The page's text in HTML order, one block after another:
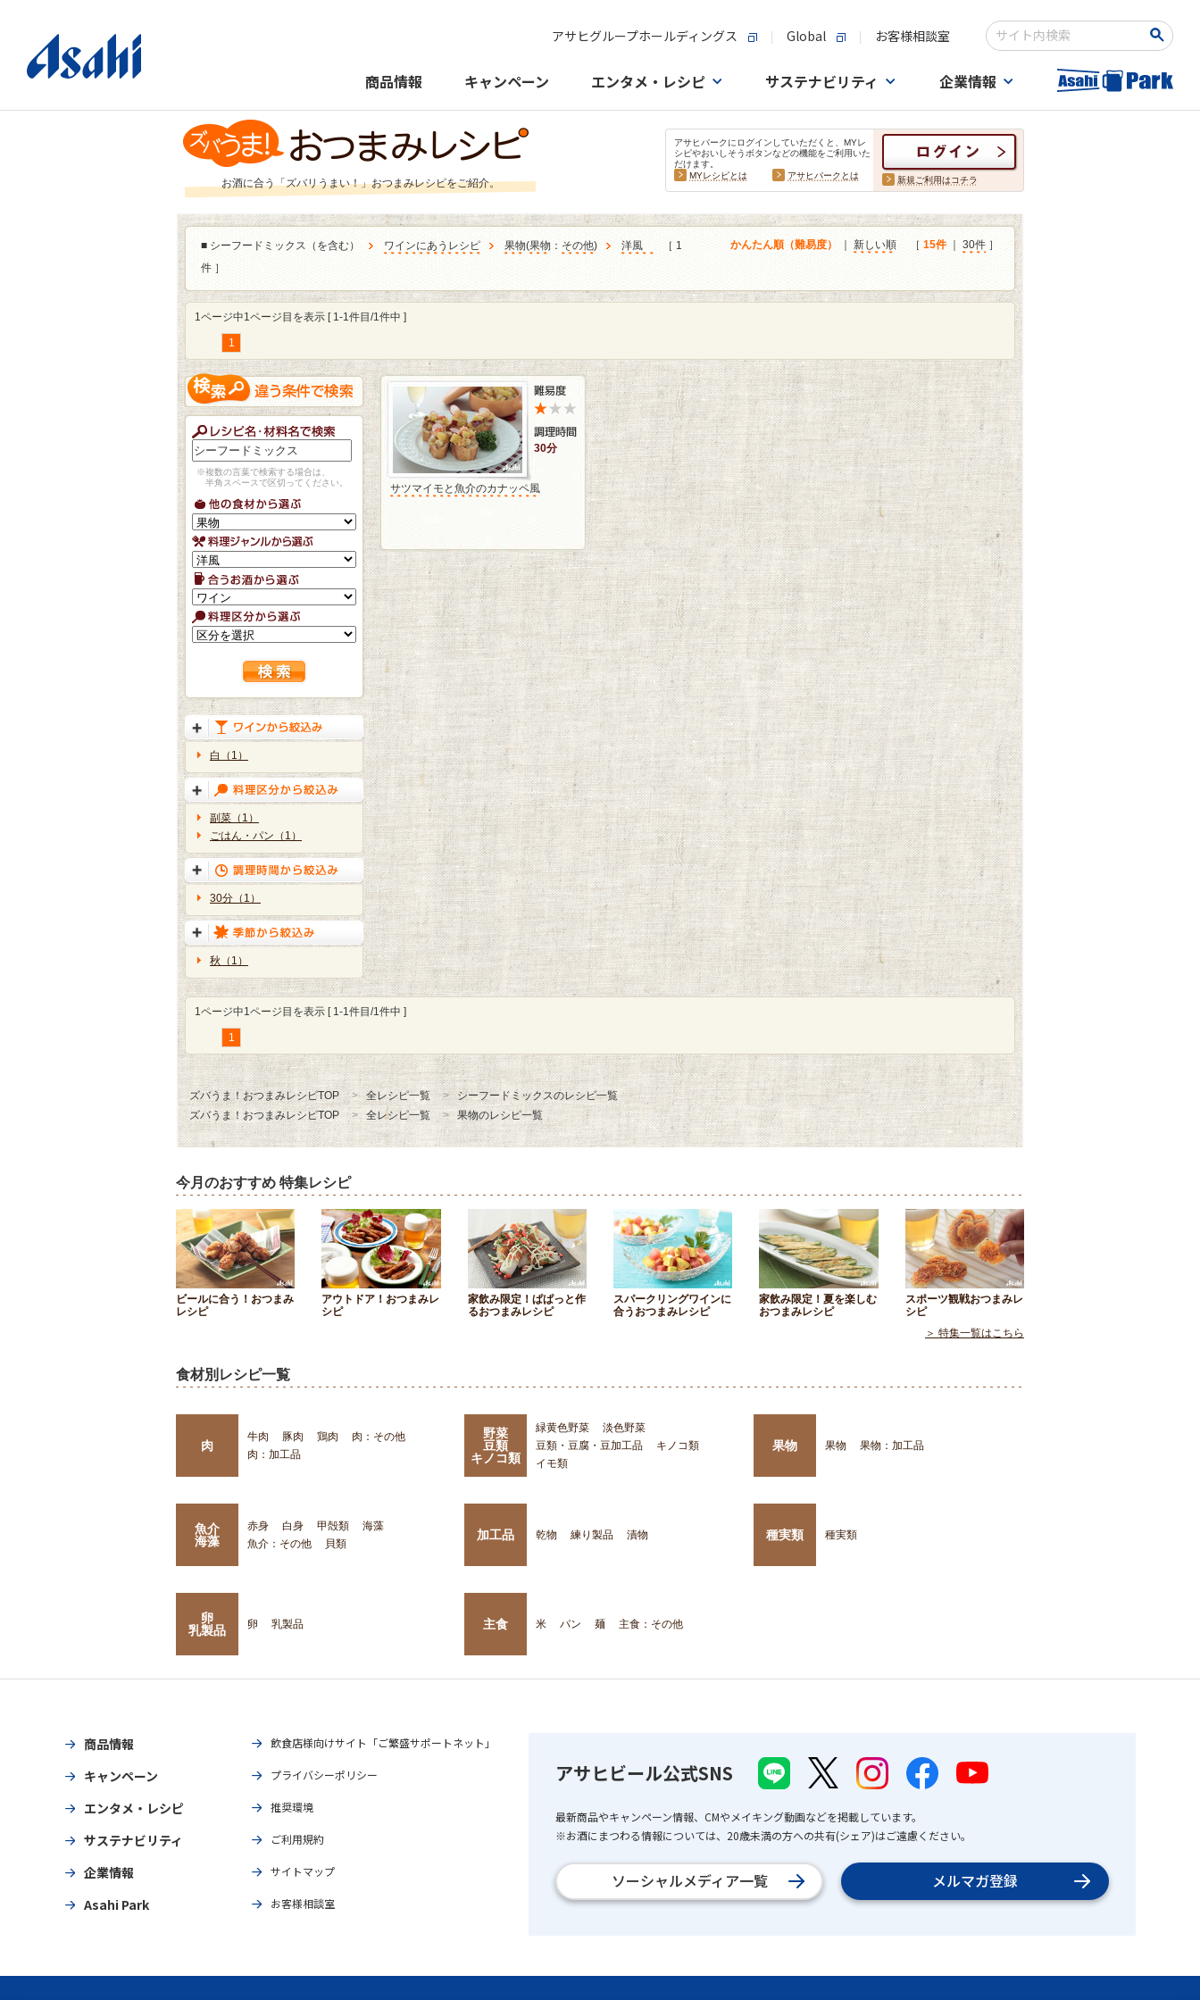
アサヒグループホールディングス Global お客様相談室
検索キーワード入力
商品情報 キャンペーン エンタメ・レシピ サステナビリティ 企業情報
お酒に合う「ズバリうまい！」おつまみレシピをご紹介。
アサヒパークにログインしていただくと、MYレ
シピやおいしそうボタンなどの機能をご利用いた
だけます。
MYレシピとは
アサヒパークとは 新規ご利用はコチラ
■ シーフードミックス（を含む） ワインにあうレシピ 果物(果物 ： その他) 洋風
［ 1
件 ］
かんたん順（難易度） 新しい順 ［ 15件｜ 30件 ］
1ページ中1ページ目を表示 [ 1-1件目/1件中 ]
1
※複数の言葉で検索する場合は、
半角スペースで区切ってください。
白（1）
副菜（1）
ごはん・パン（1）
30分（1）
秋（1）
30分
サツマイモと魚介のカナッペ風
1ページ中1ページ目を表示 [ 1-1件目/1件中 ]
1
ズバうま！おつまみレシピTOP 全レシピ一覧
シーフードミックスのレシピ一覧
ズバうま！おつまみレシピTOP
全レシピ一覧 果物のレシピ一覧
今月のおすすめ 特集レシピ
ビールに合う！おつまみ
レシピ
アウトドア！おつまみレ
シピ
家飲み限定！ぱぱっと作
るおつまみレシピ
スパークリングワインに
合うおつまみレシピ
家飲み限定！夏を楽しむ
おつまみレシピ
スポーツ観戦おつまみレ
シピ
＞ 特集一覧はこちら
食材別レシピ一覧
肉
牛肉 豚肉 鶏肉
肉：その他
肉：加工品
野菜
豆類
キノコ類
緑黄色野菜
淡色野菜
豆類・豆腐・豆加工品
キノコ類
イモ類
果物 果物 果物：加工品
魚介
海藻
赤身 白身 甲殻類
海藻
魚介：その他
貝類
加工品 乾物 練り製品 漬物 種実類 種実類
卵
乳製品
卵 乳製品 主食 米 パン 麺 主食：その他
商品情報
キャンペーン
エンタメ・レシピ
サステナビリティ
企業情報
Asahi Park
飲食店様向けサイト「ご繁盛サポートネット」
プライバシーポリシー
推奨環境
ご利用規約
サイトマップ
お客様相談室
アサヒビール公式SNS
最新商品やキャンペーン情報、CMやメイキング動画などを掲載しています。
※お酒にまつわる情報については、20歳未満の方への共有(シェア)はご遠慮ください。
ソーシャルメディア一覧 メルマガ登録